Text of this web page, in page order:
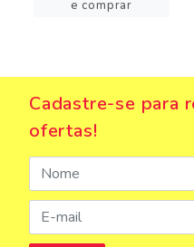
e comprar
Cadastre-se para
ofertas!